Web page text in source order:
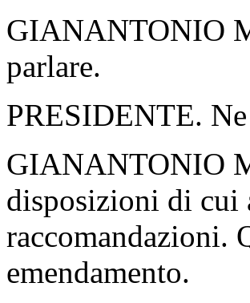
GIANANTONIO
parlare.
PRESIDENTE.
GIANANTONIO
disposizioni di cui
raccomandazioni.
emendamento.